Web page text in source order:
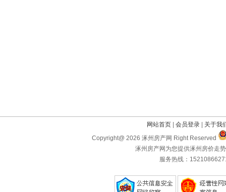
网站首页 会员登录
关于我
Copyright@ 2026 涿州房产网 Right Reserved
涿州房产网为您提供涿州房价走
服务热线：